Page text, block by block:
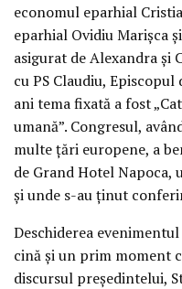
economul eparhial
eparhial Ovidiu Marișca
asigurat de Alexandra și
cu PS Claudiu,
ani tema fixată a fost
umană”. Congresul,
multe țări europene, a
de Grand Hotel
și unde s-au ținut
Deschiderea
cină și un prim moment
discursul președintelui,